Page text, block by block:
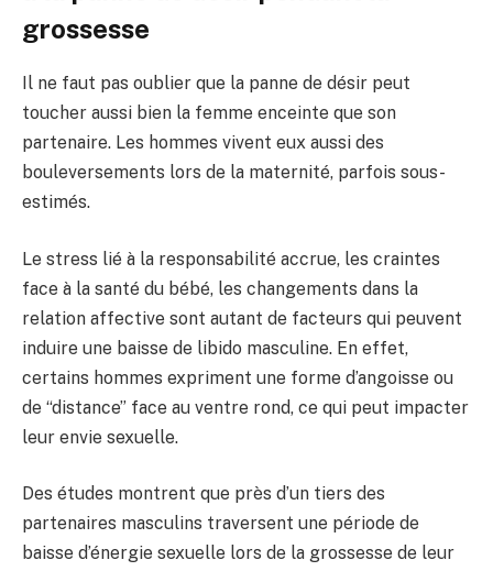
grossesse
Il ne faut pas oublier que la panne de désir peut
toucher aussi bien la femme enceinte que son
partenaire. Les hommes vivent eux aussi des
bouleversements lors de la maternité, parfois sous-
estimés.
Le stress lié à la responsabilité accrue, les craintes
face à la santé du bébé, les changements dans la
relation affective sont autant de facteurs qui peuvent
induire une baisse de libido masculine. En effet,
certains hommes expriment une forme d’angoisse ou
de “distance” face au ventre rond, ce qui peut impacter
leur envie sexuelle.
Des études montrent que près d’un tiers des
partenaires masculins traversent une période de
baisse d’énergie sexuelle lors de la grossesse de leur